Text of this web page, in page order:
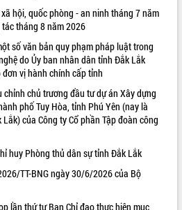
hội, quốc phòng - an ninh tháng 7 năm
tháng 8 năm 2026
số văn bản quy phạm pháp luật trong
do Ủy ban nhân dân tỉnh Đắk Lắk
vị hành chính cấp tỉnh
chỉnh chủ trương đầu tư dự án Xây dựng
phố Tuy Hòa, tỉnh Phú Yên (nay là
của Công ty Cổ phần Tập đoàn công
huy Phòng thủ dân sự tỉnh Đắk Lắk
TT-BNG ngày 30/6/2026 của Bộ
lần thứ tư Ban Chỉ đạo thực hiện mục